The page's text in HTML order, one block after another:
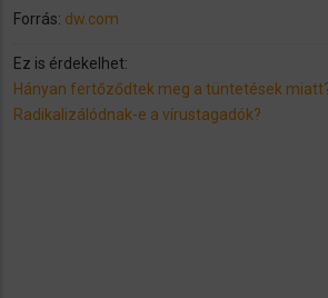
Forrás: dw.com
Ez is érdekelhet:
Hányan fertőződtek meg a tüntetések
Radikalizálódnak-e a vírustagadók?